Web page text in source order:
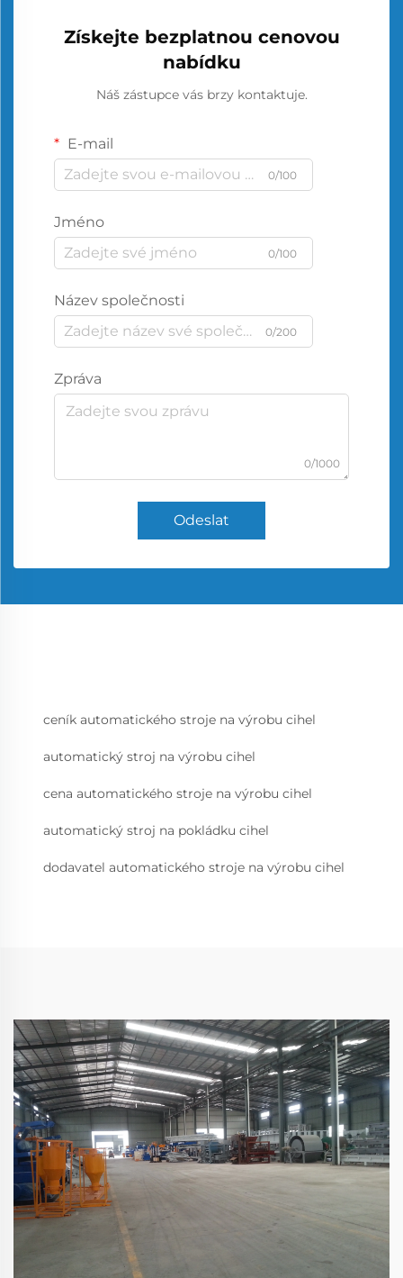
Získejte bezplatnou cenovou
nabídku
Náš zástupce vás brzy kontaktuje.
E-mail
0/100
Jméno
0/100
Název společnosti
0/200
Zpráva
0/1000
Odeslat
ceník automatického stroje na výrobu cihel
automatický stroj na výrobu cihel
cena automatického stroje na výrobu cihel
automatický stroj na pokládku cihel
dodavatel automatického stroje na výrobu cihel